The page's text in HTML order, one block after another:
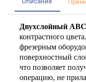
Двухслойный
контрастного
фрезерным
поверхностный
что позволяет
операцию, не